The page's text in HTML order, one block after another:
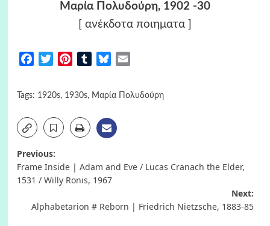
Μαρία Πολυδούρη, 1902 -30
[ ανέκδοτα ποιηματα ]
FacebookTwitterPinterestTumblrBluesky
Tags: 1920s, 1930s, Μαρία Πολυδούρη
Post
navigation
Previous:
Frame Inside | Adam and Eve / Lucas Cranach the Elder,
1531 / Willy Ronis, 1967
Next:
Alphabetarion # Reborn | Friedrich Nietzsche, 1883-85